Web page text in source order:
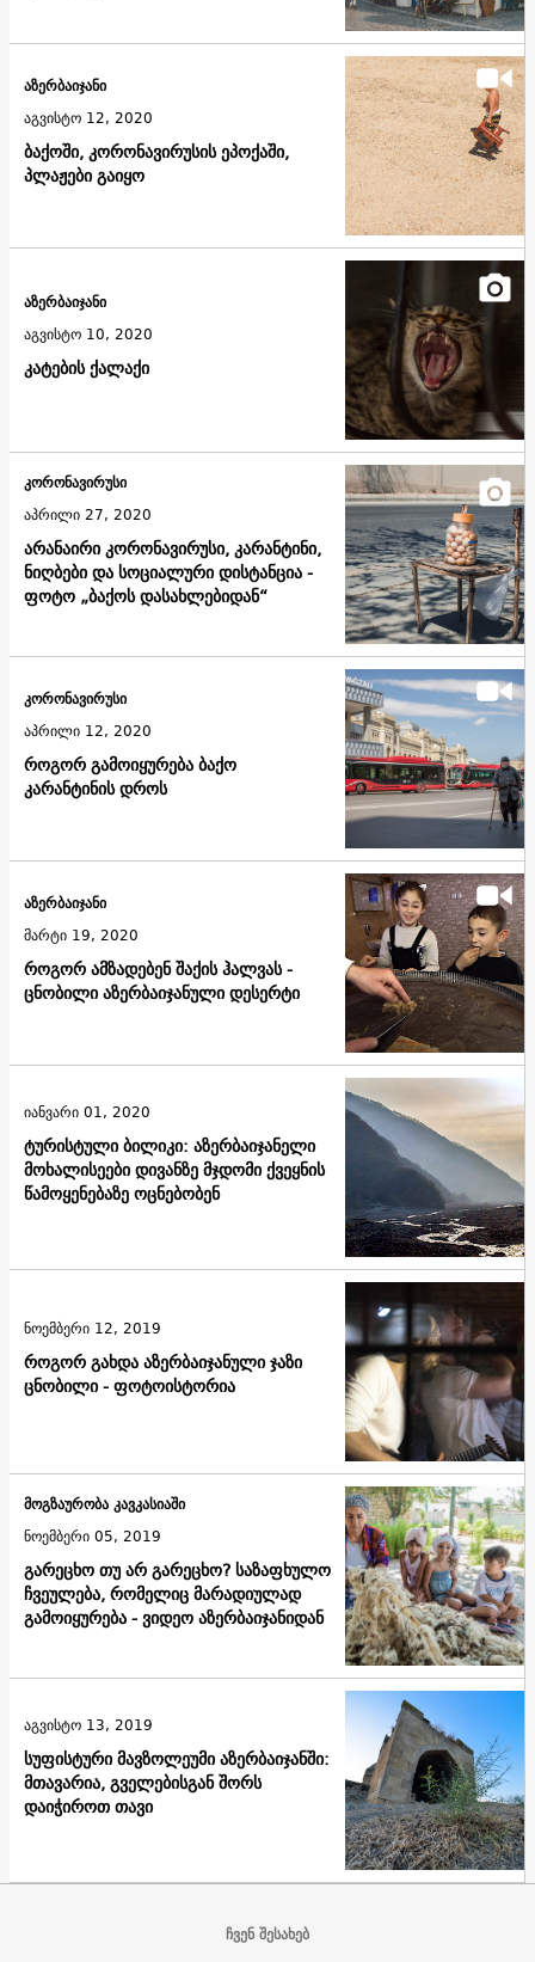
ბაქოში, კორონავირუსის ეპოქაში,
პლაჟები გაიყო
აზერბაიჯანი
აგვისტო 12, 2020
კატების ქალაქი
აზერბაიჯანი
აგვისტო 10, 2020
არანაირი კორონავირუსი, კარანტინი,
ნიღბები და სოციალური დისტანცია -
ფოტო „ბაქოს დასახლებიდან“
კორონავირუსი
აპრილი 27, 2020
როგორ გამოიყურება ბაქო
კარანტინის დროს
კორონავირუსი
აპრილი 12, 2020
როგორ ამზადებენ შაქის ჰალვას -
ცნობილი აზერბაიჯანული დესერტი
აზერბაიჯანი
მარტი 19, 2020
ტურისტული ბილიკი: აზერბაიჯანელი
მოხალისეები დივანზე მჯდომი ქვეყნის
წამოყენებაზე ოცნებობენ
იანვარი 01, 2020
როგორ გახდა აზერბაიჯანული ჯაზი
ცნობილი - ფოტოისტორია
ნოემბერი 12, 2019
გარეცხო თუ არ გარეცხო? საზაფხულო
ჩვეულება, რომელიც მარადიულად
გამოიყურება - ვიდეო აზერბაიჯანიდან
მოგზაურობა კავკასიაში
ნოემბერი 05, 2019
სუფისტური მავზოლეუმი აზერბაიჯანში:
მთავარია, გველებისგან შორს
დაიჭიროთ თავი
აგვისტო 13, 2019
ჩვენ შესახებ